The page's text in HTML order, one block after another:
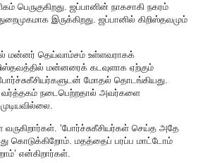
பெருகுகிறது. ஜப்பானின் நாகசாகி நகரம்
இருக்கிறது. ஜப்பானில் கிறிஸ்தவமும்
மன்னர் தெய்வாம்சம் உள்ளவராகக்
மன்னரைக் கடவுளாக ஏற்கும்
மோதல் தொடங்கியது.
நடைபெற்றதால் அவர்களை
வருகிறார்கள். ‘போர்ச்சுகீசியர்கள் செய்த அதே
கொடுக்கிறோம். மதத்தைப் பரப்ப மாட்டோம்
என்கிறார்கள்.